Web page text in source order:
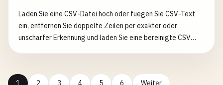
Laden Sie eine CSV-Datei hoch oder fuegen Sie CSV-Text
ein, entfernen Sie doppelte Zeilen per exakter oder
unscharfer Erkennung und laden Sie eine bereinigte CSV
1 2 3 4 5 6 Weiter